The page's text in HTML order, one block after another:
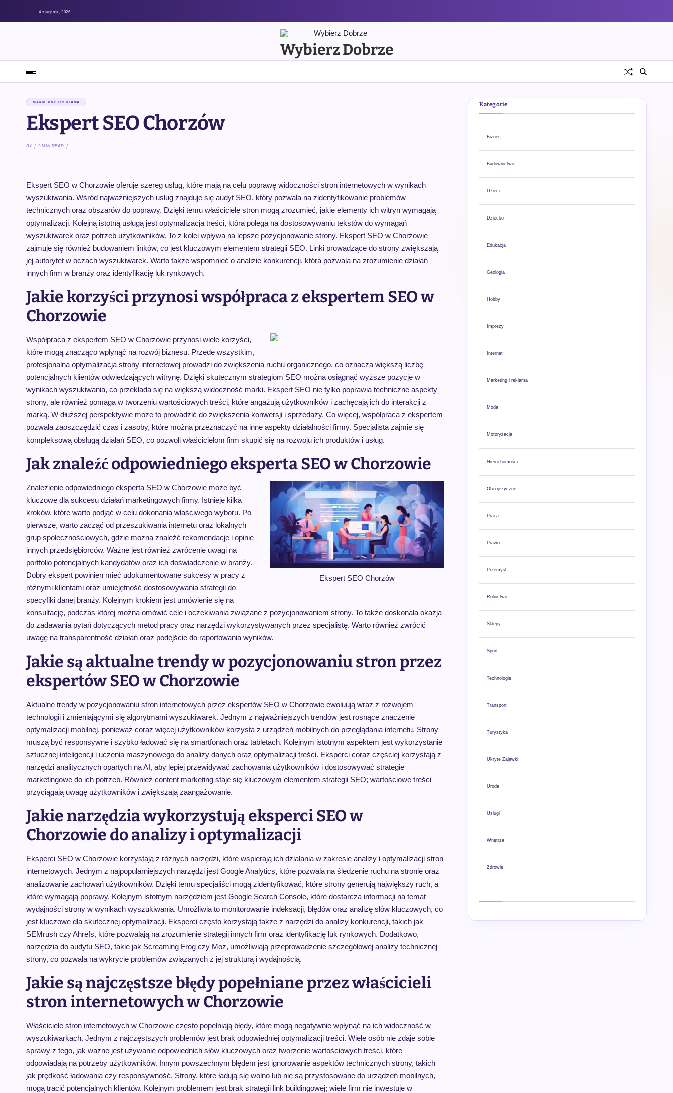
4 sierpnia, 2026
Wybierz Dobrze
MARKETING I REKLAMA
Ekspert SEO Chorzów
BY 9 MIN READ
Ekspert SEO w Chorzowie oferuje szereg usług, które mają na celu poprawę widoczności stron internetowych w wynikach
wyszukiwania. Wśród najważniejszych usług znajduje się audyt SEO, który pozwala na zidentyfikowanie problemów
technicznych oraz obszarów do poprawy. Dzięki temu właściciele stron mogą zrozumieć, jakie elementy ich witryn wymagają
optymalizacji. Kolejną istotną usługą jest optymalizacja treści, która polega na dostosowywaniu tekstów do wymagań
wyszukiwarek oraz potrzeb użytkowników. To z kolei wpływa na lepsze pozycjonowanie strony. Ekspert SEO w Chorzowie
zajmuje się również budowaniem linków, co jest kluczowym elementem strategii SEO. Linki prowadzące do strony zwiększają
jej autorytet w oczach wyszukiwarek. Warto także wspomnieć o analizie konkurencji, która pozwala na zrozumienie działań
innych firm w branży oraz identyfikację luk rynkowych.
Jakie korzyści przynosi współpraca z ekspertem SEO w
Chorzowie
Współpraca z ekspertem SEO w Chorzowie przynosi wiele korzyści,
które mogą znacząco wpłynąć na rozwój biznesu. Przede wszystkim,
profesjonalna optymalizacja strony internetowej prowadzi do zwiększenia ruchu organicznego, co oznacza większą liczbę
potencjalnych klientów odwiedzających witrynę. Dzięki skutecznym strategiom SEO można osiągnąć wyższe pozycje w
wynikach wyszukiwania, co przekłada się na większą widoczność marki. Ekspert SEO nie tylko poprawia techniczne aspekty
strony, ale również pomaga w tworzeniu wartościowych treści, które angażują użytkowników i zachęcają ich do interakcji z
marką. W dłuższej perspektywie może to prowadzić do zwiększenia konwersji i sprzedaży. Co więcej, współpraca z ekspertem
pozwala zaoszczędzić czas i zasoby, które można przeznaczyć na inne aspekty działalności firmy. Specjalista zajmie się
kompleksową obsługą działań SEO, co pozwoli właścicielom firm skupić się na rozwoju ich produktów i usług.
Jak znaleźć odpowiedniego eksperta SEO w Chorzowie
Ekspert SEO Chorzów
Znalezienie odpowiedniego eksperta SEO w Chorzowie może być
kluczowe dla sukcesu działań marketingowych firmy. Istnieje kilka
kroków, które warto podjąć w celu dokonania właściwego wyboru. Po
pierwsze, warto zacząć od przeszukiwania internetu oraz lokalnych
grup społecznościowych, gdzie można znaleźć rekomendacje i opinie
innych przedsiębiorców. Ważne jest również zwrócenie uwagi na
portfolio potencjalnych kandydatów oraz ich doświadczenie w branży.
Dobry ekspert powinien mieć udokumentowane sukcesy w pracy z
różnymi klientami oraz umiejętność dostosowywania strategii do
specyfiki danej branży. Kolejnym krokiem jest umówienie się na
konsultację, podczas której można omówić cele i oczekiwania związane z pozycjonowaniem strony. To także doskonała okazja
do zadawania pytań dotyczących metod pracy oraz narzędzi wykorzystywanych przez specjalistę. Warto również zwrócić
uwagę na transparentność działań oraz podejście do raportowania wyników.
Jakie są aktualne trendy w pozycjonowaniu stron przez
ekspertów SEO w Chorzowie
Aktualne trendy w pozycjonowaniu stron internetowych przez ekspertów SEO w Chorzowie ewoluują wraz z rozwojem
technologii i zmieniającymi się algorytmami wyszukiwarek. Jednym z najważniejszych trendów jest rosnące znaczenie
optymalizacji mobilnej, ponieważ coraz więcej użytkowników korzysta z urządzeń mobilnych do przeglądania internetu. Strony
muszą być responsywne i szybko ładować się na smartfonach oraz tabletach. Kolejnym istotnym aspektem jest wykorzystanie
sztucznej inteligencji i uczenia maszynowego do analizy danych oraz optymalizacji treści. Eksperci coraz częściej korzystają z
narzędzi analitycznych opartych na AI, aby lepiej przewidywać zachowania użytkowników i dostosowywać strategie
marketingowe do ich potrzeb. Również content marketing staje się kluczowym elementem strategii SEO; wartościowe treści
przyciągają uwagę użytkowników i zwiększają zaangażowanie.
Jakie narzędzia wykorzystują eksperci SEO w
Chorzowie do analizy i optymalizacji
Eksperci SEO w Chorzowie korzystają z różnych narzędzi, które wspierają ich działania w zakresie analizy i optymalizacji stron
internetowych. Jednym z najpopularniejszych narzędzi jest Google Analytics, które pozwala na śledzenie ruchu na stronie oraz
analizowanie zachowań użytkowników. Dzięki temu specjaliści mogą zidentyfikować, które strony generują największy ruch, a
które wymagają poprawy. Kolejnym istotnym narzędziem jest Google Search Console, które dostarcza informacji na temat
wydajności strony w wynikach wyszukiwania. Umożliwia to monitorowanie indeksacji, błędów oraz analizę słów kluczowych, co
jest kluczowe dla skutecznej optymalizacji. Eksperci często korzystają także z narzędzi do analizy konkurencji, takich jak
SEMrush czy Ahrefs, które pozwalają na zrozumienie strategii innych firm oraz identyfikację luk rynkowych. Dodatkowo,
narzędzia do audytu SEO, takie jak Screaming Frog czy Moz, umożliwiają przeprowadzenie szczegółowej analizy technicznej
strony, co pozwala na wykrycie problemów związanych z jej strukturą i wydajnością.
Jakie są najczęstsze błędy popełniane przez właścicieli
stron internetowych w Chorzowie
Właściciele stron internetowych w Chorzowie często popełniają błędy, które mogą negatywnie wpłynąć na ich widoczność w
wyszukiwarkach. Jednym z najczęstszych problemów jest brak odpowiedniej optymalizacji treści. Wiele osób nie zdaje sobie
sprawy z tego, jak ważne jest używanie odpowiednich słów kluczowych oraz tworzenie wartościowych treści, które
odpowiadają na potrzeby użytkowników. Innym powszechnym błędem jest ignorowanie aspektów technicznych strony, takich
jak prędkość ładowania czy responsywność. Strony, które ładują się wolno lub nie są przystosowane do urządzeń mobilnych,
mogą tracić potencjalnych klientów. Kolejnym problemem jest brak strategii link buildingowej; wiele firm nie inwestuje w
Kategorie
Biznes
Budownictwo
Dzieci
Dziecko
Edukacja
Geologia
Hobby
Imprezy
Internet
Marketing i reklama
Moda
Motoryzacja
Nieruchomości
Obcojęzyczne
Praca
Prawo
Przemysł
Rolnictwo
Sklepy
Sport
Technologie
Transport
Turystyka
Ukryte Zajawki
Uroda
Usługi
Wnętrza
Zdrowie